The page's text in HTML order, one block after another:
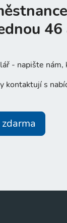
- napište nám,
kontaktují s